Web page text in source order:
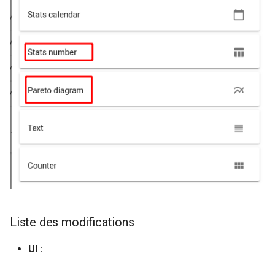
Liste des modifications
UI :